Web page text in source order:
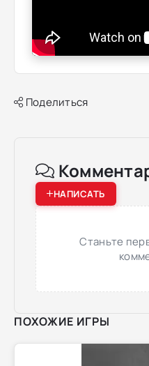
Поделиться
НАПИСАТЬ
Станьте
ПОХОЖИЕ ИГРЫ